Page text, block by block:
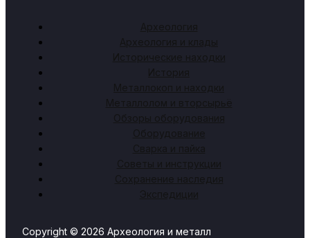
Археология
Археология и клады
Исторические находки
История
Металлокоп и находки
Металлолом и вторсырьё
Обзоры оборудования
Оборудование
Сварка и пайка
Советы и инструкции
Сохранение наследия
Экспедиции
Copyright © 2026 Археология и металл